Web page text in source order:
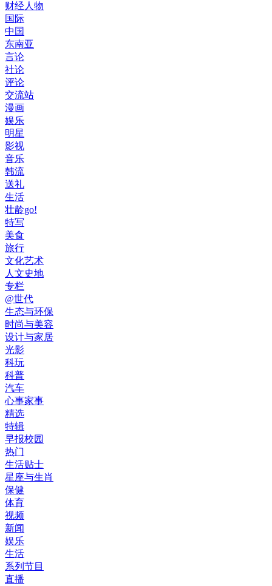
财经人物
国际
中国
东南亚
言论
社论
评论
交流站
漫画
娱乐
明星
影视
音乐
韩流
送礼
生活
壮龄go!
特写
美食
旅行
文化艺术
人文史地
专栏
@世代
生态与环保
时尚与美容
设计与家居
光影
科玩
科普
汽车
心事家事
精选
特辑
早报校园
热门
生活贴士
星座与生肖
保健
体育
视频
新闻
娱乐
生活
系列节目
直播